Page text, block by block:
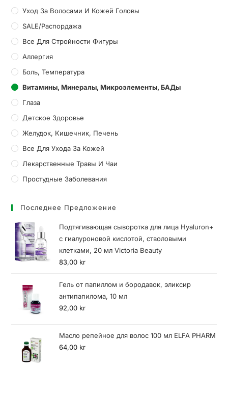
Уход За Волосами И Кожей Головы
SALE/Распордажа
Все Для Стройности Фигуры
Аллергия
Боль, Температура
Витамины, Минералы, Микроэлементы, БАДы
Глаза
Детское Здоровье
Желудок, Кишечник, Печень
Все Для Ухода За Кожей
Лекарственные Травы И Чаи
Простудные Заболевания
Последнее Предложение
Подтягивающая сыворотка для лица Hyaluron+
с гиалуроновой кислотой, стволовыми
клетками, 20 мл Victoria Beauty
83,00 kr
Гель от папиллом и бородавок, эликсир
антипапилома, 10 мл
92,00 kr
Масло репейное для волос 100 мл ELFA PHARM
64,00 kr